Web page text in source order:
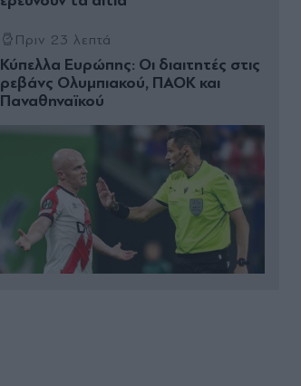
Πριν 23 λεπτά
Κύπελλα Ευρώπης: Οι διαιτητές στις
ρεβάνς Ολυμπιακού, ΠΑΟΚ και
Παναθηναϊκού